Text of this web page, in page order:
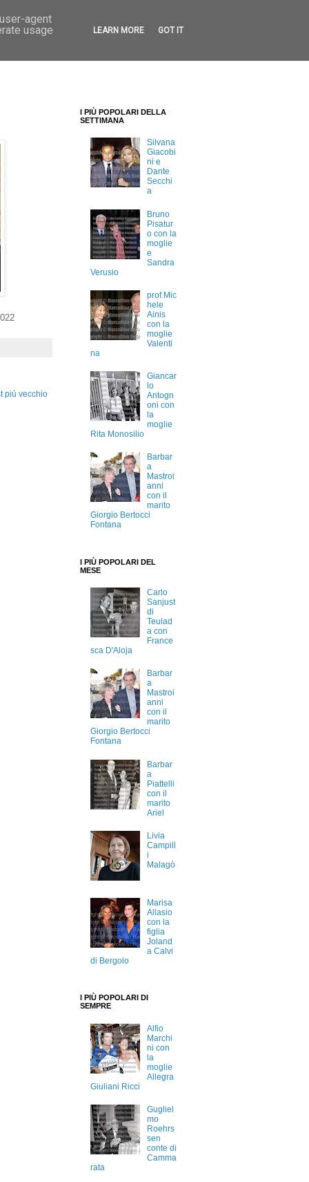
più vecchio
I PIÙ POPOLARI DELLA
SETTIMANA
Silvana
Giacobi
ni e
Dante
Secchi
a
Bruno
Pisatur
o con la
moglie
e
Sandra
Verusio
prof.Mic
hele
Ainis
con la
moglie
Valenti
na
Giancar
lo
Antogn
oni con
la
moglie
Rita Monosilio
Barbar
a
Mastroi
anni
con il
marito
Giorgio Bertocci
Fontana
I PIÙ POPOLARI DEL
MESE
Carlo
Sanjust
di
Teulad
a con
France
sca D'Aloja
Barbar
a
Mastroi
anni
con il
marito
Giorgio Bertocci
Fontana
Barbar
a
Piattelli
con il
marito
Ariel
Livia
Campill
i
Malagò
Marisa
Allasio
con la
figlia
Joland
a Calvi
di Bergolo
I PIÙ POPOLARI DI
SEMPRE
Alfio
Marchi
ni con
la
moglie
Allegra
Giuliani Ricci
Gugliel
mo
Roehrs
sen
conte di
Camma
rata
agent
usage
LEARN MORE GOT IT